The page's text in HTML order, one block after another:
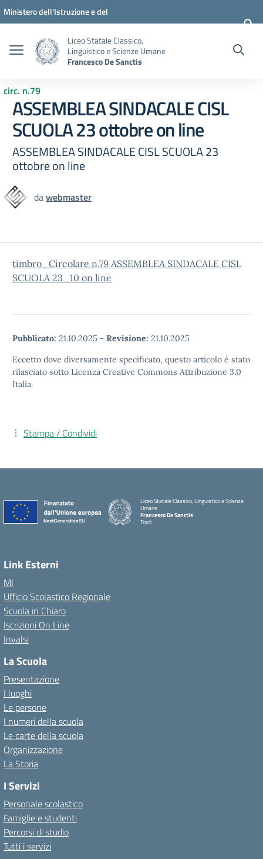
Vai ai contenuti
Vai al menu di navigazione
Vai al footer
Ministero dell'Istruzione e del
Liceo Statale Classico,
Linguistico e Scienze Umane
Francesco De Sanctis
circ. n.79
ASSEMBLEA SINDACALE CISL
SCUOLA 23 ottobre on line
ASSEMBLEA SINDACALE CISL SCUOLA 23
ottobre on line
dawebmaster
timbro_Circolare n.79 ASSEMBLEA SINDACALE CISL
SCUOLA 23_10 on line
Pubblicato: 21.10.2025 - Revisione: 21.10.2025
Eccetto dove diversamente specificato, questo articolo è stato
rilasciato sotto Licenza Creative Commons Attribuzione 3.0
Italia.
Stampa / Condividi
Liceo Statale Classico, Linguistico e Scienze
Umane
Francesco De Sanctis
Trani
Link Esterni
MI
Ufficio Scolastico Regionale
Scuola in Chiaro
Iscrizioni On Line
Invalsi
La Scuola
Presentazione
I luoghi
Le persone
I numeri della scuola
Le carte della scuola
Organizzazione
La Storia
I Servizi
Personale scolastico
Famiglie e studenti
Percorsi di studio
Tutti i servizi